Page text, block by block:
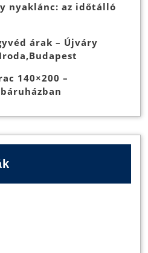
nyaklánc: az időtálló
árak – Újváry
140×200 –